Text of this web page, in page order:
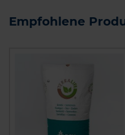
Empfohlene